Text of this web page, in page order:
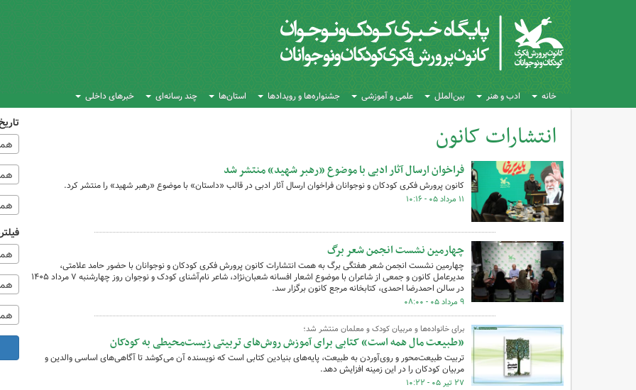
خانه ادب و هنر بین‌الملل علمی و آموزشی جشنواره‌ها و رویدادها استان‌ها چند رسانه‌ای خبرهای داخلی
انتشارات کانون
کل اخبار:262 فراخوان ارسال آثار ادبی با موضوع «رهبر شهید» منتشر شد
کانون پرورش فکری کودکان و نوجوانان فراخوان ارسال آثار ادبی در قالب «داستان» با موضوع «رهبر شهید» را منتشر کرد.
۱۱ مرداد ۰۵ - ۱۰:۱۶
چهارمین نشست انجمن شعر برگ
چهارمین نشست انجمن شعر هفتگی برگ به همت انتشارات کانون پرورش فکری کودکان و نوجوانان با حضور حامد علامتی،
مدیرعامل کانون و جمعی از شاعران با موضوع اشعار افسانه شعبان‌نژاد، شاعر نام‌آشنای کودک و نوجوان روز چهارشنبه ۷ مرداد ۱۴۰۵
در سالن احمدرضا احمدی، کتابخانه مرجع کانون برگزار سد.
۹ مرداد ۰۵ - ۰۸:۰۰
برای خانواده‌ها و مربیان کودک و معلمان منتشر شد؛
«طبیعت مال همه است» کتابی برای آموزش روش‌های تربیتی زیست‌محیطی به کودکان
تربیت طبیعت‌محور و روی‌آوردن به طبیعت، پایه‌های بنیادین کتابی است که نویسنده آن می‌کوشد تا آگاهی‌های اساسی والدین و
مربیان کودکان را در این زمینه افزایش دهد.
۲۷ تیر ۰۵ - ۱۰:۲۲